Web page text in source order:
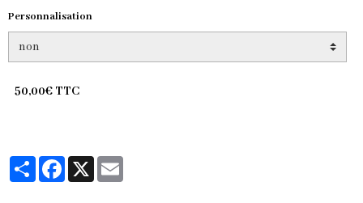
Personnalisation
50,00€ TTC
PartagerFacebook
X